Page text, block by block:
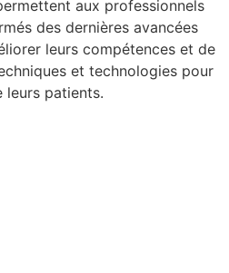
aux professionnels
des dernières avancées
leurs compétences et de
et technologies pour
leurs patients.